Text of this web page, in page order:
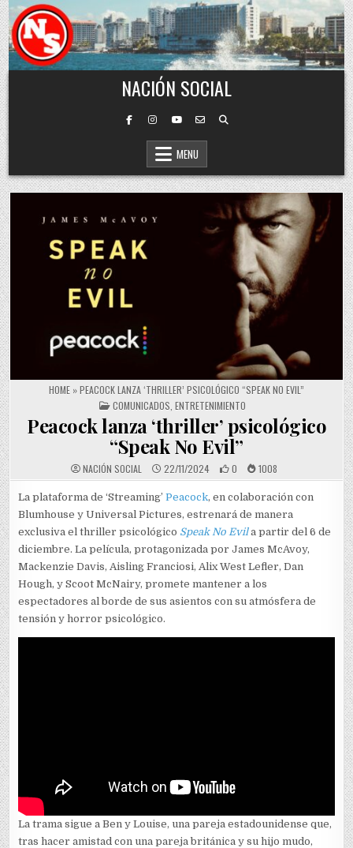
Skip to content
NACIÓN SOCIAL
MENU
HOME »PEACOCK LANZA ‘THRILLER’ PSICOLÓGICO “SPEAK NO EVIL”
POSTED IN
COMUNICADOS ENTRETENIMIENTO
Peacock lanza ‘thriller’ psicológico
“Speak No Evil”
NACIÓN SOCIAL 22/11/2024 0 1008
La plataforma de ‘Streaming’Peacock, en colaboración con
Blumhouse y Universal Pictures, estrenará de manera
exclusiva el thriller psicológico Speak No Evila partir del 6 de
diciembre. La película, protagonizada por James McAvoy,
Mackenzie Davis, Aisling Franciosi, Alix West Lefler, Dan
Hough, y Scoot McNairy, promete mantener a los
espectadores al borde de sus asientos con su atmósfera de
tensión y horror psicológico.
La trama sigue a Ben y Louise, una pareja estadounidense que,
tras hacer amistad con una pareja británica y su hijo mudo,